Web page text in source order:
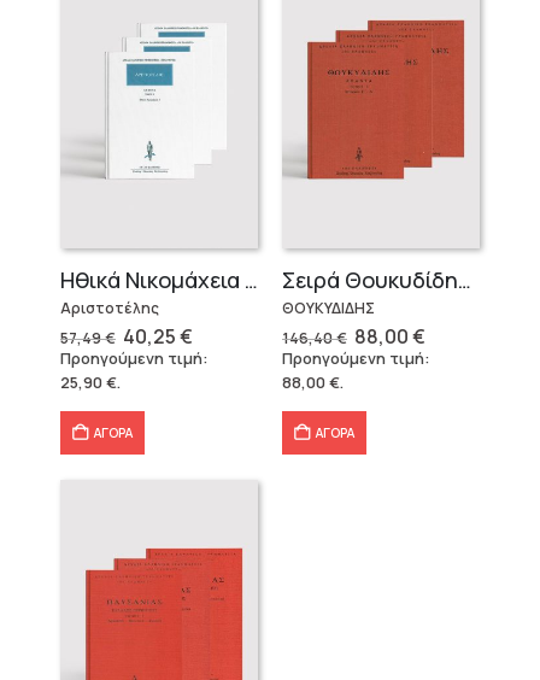
Ηθικά Νικομάχεια (3 τόμοι)
Αριστοτέλης
57,49€ Original
price
was:
40,25€Η
τρέχουσα
τιμή
Προηγούμενη τιμή:
25,90€.
ΑΓΟΡΑ
Σειρά Θουκυδίδης – Δεμένο (4 τόμοι)
ΘΟΥΚΥΔΙΔΗΣ
146,40€ Original
price
was:
88,00€Η
τρέχουσα
τιμή
Προηγούμενη τιμή:
88,00€.
ΑΓΟΡΑ